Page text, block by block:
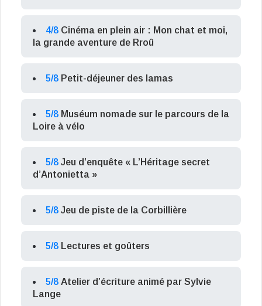
4/8 Cinéma en plein air : Mon chat et moi,
la grande aventure de Rroû
5/8 Petit-déjeuner des lamas
5/8 Muséum nomade sur le parcours de la
Loire à vélo
5/8 Jeu d’enquête « L’Héritage secret
d’Antonietta »
5/8 Jeu de piste de la Corbillière
5/8 Lectures et goûters
5/8 Atelier d’écriture animé par Sylvie
Lange